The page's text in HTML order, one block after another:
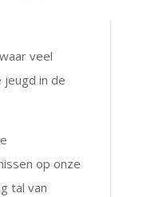
veel
in de
op onze
tal van